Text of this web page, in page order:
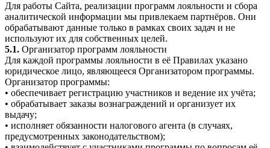
Для работы Сайта, реализации программ лояльности и сбора
аналитической информации мы привлекаем партнёров. Они
обрабатывают данные только в рамках своих задач и не
используют их для собственных целей.
5.1. Организатор программ лояльности
Для каждой программы лояльности в её Правилах указано
юридическое лицо, являющееся Организатором программы.
Организатор программы:
• обеспечивает регистрацию участников и ведение их учёта;
• обрабатывает заказы вознаграждений и организует их
выдачу;
• исполняет обязанности налогового агента (в случаях,
предусмотренных законодательством);